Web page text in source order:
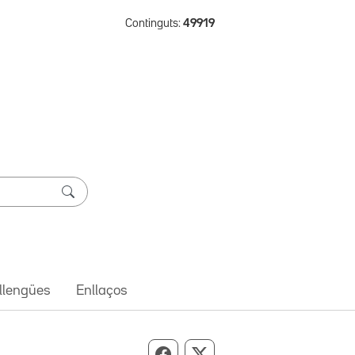
Continguts: 49919
Enllaços